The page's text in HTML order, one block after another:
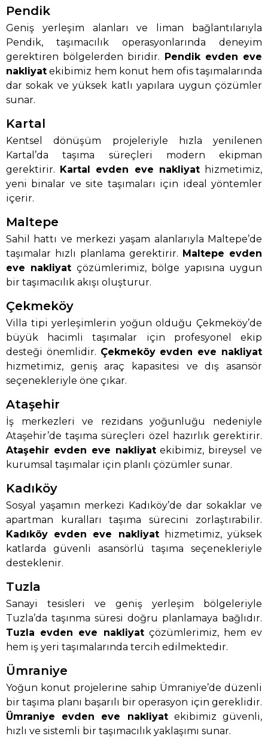
Pendik
Geniş yerleşim alanları ve liman bağlantılarıyla
Pendik, taşımacılık operasyonlarında deneyim
gerektiren bölgelerden biridir.
Pendik evden eve
nakliyat ekibimiz hem konut hem ofis taşımalarında
dar sokak ve yüksek katlı yapılara uygun çözümler
sunar.
Kartal
Kentsel dönüşüm projeleriyle hızla yenilenen
Kartal’da taşıma süreçleri modern ekipman
gerektirir.
Kartal evden eve nakliyathizmetimiz,
yeni binalar ve site taşımaları için ideal yöntemler
içerir.
Maltepe
Sahil hattı ve merkezi yaşam alanlarıyla Maltepe’de
taşımalar hızlı planlama gerektirir. Maltepe evden
eve nakliyat çözümlerimiz, bölge yapısına uygun
bir taşımacılık akışı oluşturur.
Çekmeköy
Villa tipi yerleşimlerin yoğun olduğu Çekmeköy’de
büyük hacimli taşımalar için profesyonel ekip
desteği önemlidir. Çekmeköy evden eve nakliyat
hizmetimiz, geniş araç kapasitesi ve dış asansör
seçenekleriyle öne çıkar.
Ataşehir
İş merkezleri ve rezidans yoğunluğu nedeniyle
Ataşehir’de taşıma süreçleri özel hazırlık gerektirir.
Ataşehir evden eve nakliyatekibimiz, bireysel ve
kurumsal taşımalar için planlı çözümler sunar.
Kadıköy
Sosyal yaşamın merkezi Kadıköy’de dar sokaklar ve
apartman kuralları taşıma sürecini zorlaştırabilir.
Kadıköy evden eve nakliyathizmetimiz, yüksek
katlarda güvenli asansörlü taşıma seçenekleriyle
desteklenir.
Tuzla
Sanayi tesisleri ve geniş yerleşim bölgeleriyle
Tuzla’da taşınma süresi doğru planlamaya bağlıdır.
Tuzla evden eve nakliyatçözümlerimiz, hem ev
hem iş yeri taşımalarında tercih edilmektedir.
Ümraniye
Yoğun konut projelerine sahip Ümraniye’de düzenli
bir taşıma planı başarılı bir operasyon için gereklidir.
Ümraniye evden eve nakliyatekibimiz güvenli,
hızlı ve sistemli bir taşımacılık yaklaşımı sunar.